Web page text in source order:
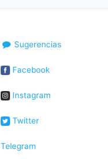
Sugerencias
Facebook
Instagram
Twitter
Telegram